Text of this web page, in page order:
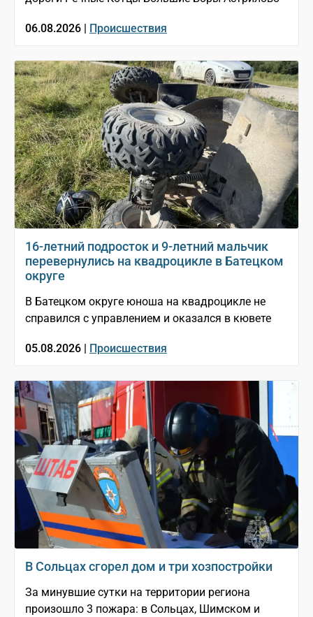
06.08.2026 | Происшествия
16-летний подросток и 9-летний мальчик
перевернулись на квадроцикле в Батецком
округе
В Батецком округе юноша на квадроцикле не
справился с управлением и оказался в кювете
05.08.2026 | Происшествия
В Сольцах сгорел дом и три хозпостройки
За минувшие сутки на территории региона
произошло 3 пожара: в Сольцах, Шимском и